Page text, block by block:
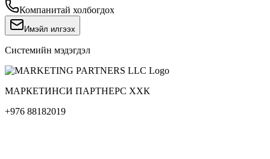
Компанитай холбогдох
Имэйл илгээх
Системийн мэдэгдэл
МАРКЕТИНСИ ПАРТНЕРС ХХК
+976 88182019